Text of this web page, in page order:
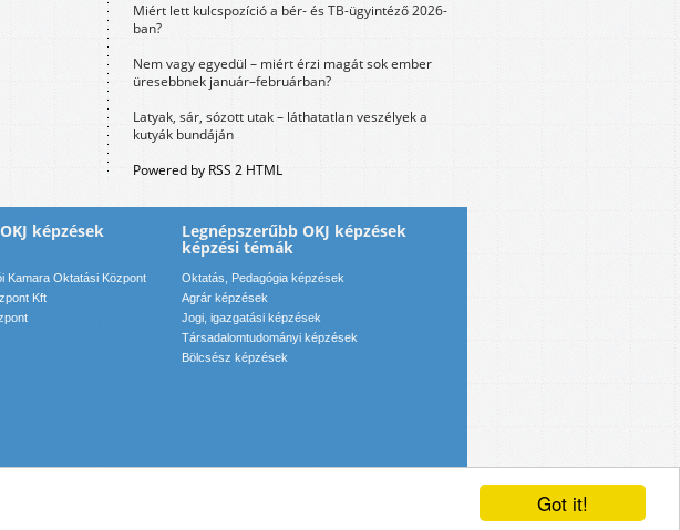
Got it!
Miért lett kulcspozíció a bér- és TB-ügyintéző 2026-
ban?
Nem vagy egyedül – miért érzi magát sok ember
üresebbnek január–februárban?
Latyak, sár, sózott utak – láthatatlan veszélyek a
kutyák bundáján
Powered by RSS 2 HTML
képzések
Kamara Oktatási Központ
Kft
Legnépszerűbb OKJ képzések
képzési témák
Oktatás, Pedagógia képzések
Agrár képzések
Jogi, igazgatási képzések
Társadalomtudományi képzések
Bölcsész képzések